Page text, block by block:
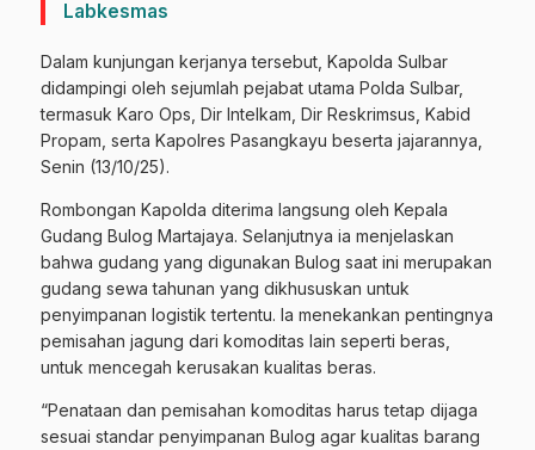
Labkesmas
Dalam kunjungan kerjanya tersebut, Kapolda Sulbar
didampingi oleh sejumlah pejabat utama Polda Sulbar,
termasuk Karo Ops, Dir Intelkam, Dir Reskrimsus, Kabid
Propam, serta Kapolres Pasangkayu beserta jajarannya,
Senin (13/10/25).
Rombongan Kapolda diterima langsung oleh Kepala
Gudang Bulog Martajaya. Selanjutnya ia menjelaskan
bahwa gudang yang digunakan Bulog saat ini merupakan
gudang sewa tahunan yang dikhususkan untuk
penyimpanan logistik tertentu. Ia menekankan pentingnya
pemisahan jagung dari komoditas lain seperti beras,
untuk mencegah kerusakan kualitas beras.
“Penataan dan pemisahan komoditas harus tetap dijaga
sesuai standar penyimpanan Bulog agar kualitas barang